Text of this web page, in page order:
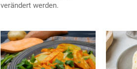
verändert werden.